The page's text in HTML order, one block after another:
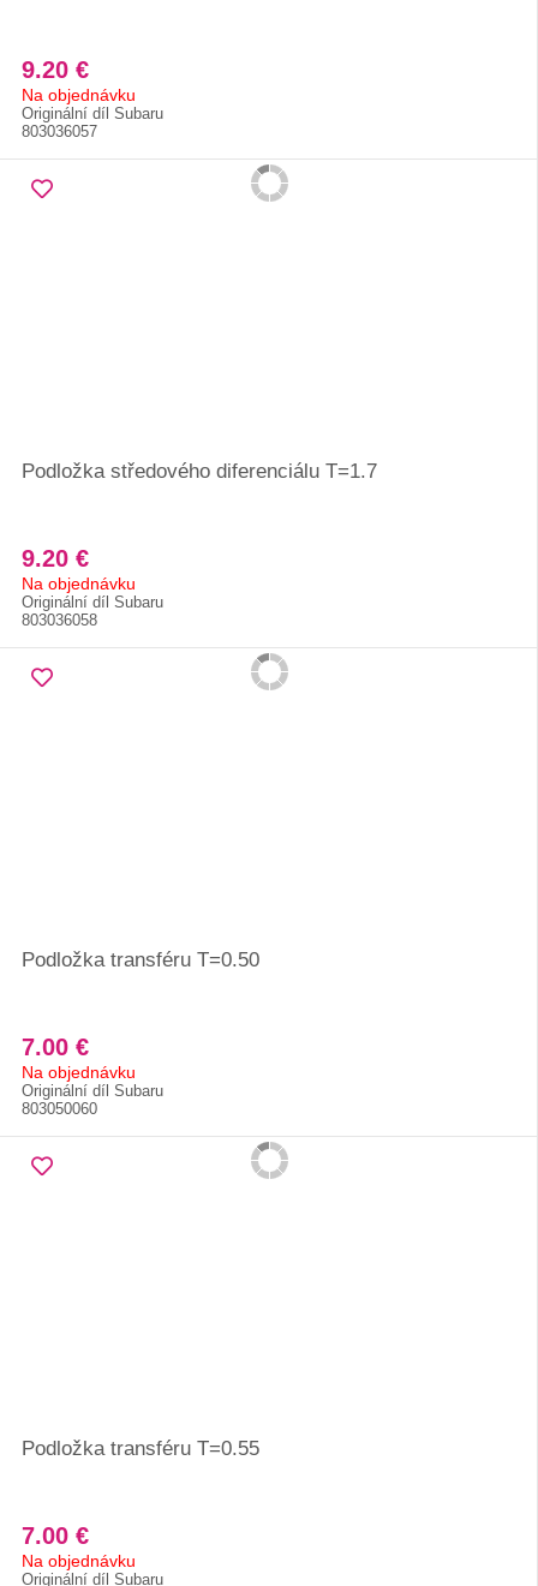
9.20 €
Na objednávku
Originální díl Subaru
803036057
Podložka středového diferenciálu T=1.7
9.20 €
Na objednávku
Originální díl Subaru
803036058
Podložka transféru T=0.50
7.00 €
Na objednávku
Originální díl Subaru
803050060
Podložka transféru T=0.55
7.00 €
Na objednávku
Originální díl Subaru